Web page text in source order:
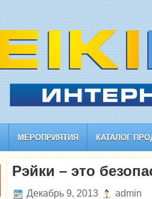
МЕРОПРИЯТИЯ КАТАЛОГ
Рэйки – это
Декабрь 9, 2013 admin